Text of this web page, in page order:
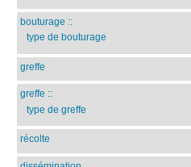
bouturage ::
type de bouturage
greffe
greffe ::
type de greffe
récolte